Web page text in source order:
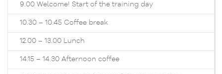
9.00 Welcome! Start of the training day
10.30 – 10.45 Coffee break
12.00 – 13.00 Lunch
14.15 – 14.30 Afternoon coffee